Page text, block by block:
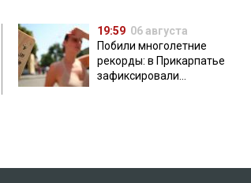
19:59 06 августа
Побили многолетние
рекорды: в Прикарпатье
зафиксировали